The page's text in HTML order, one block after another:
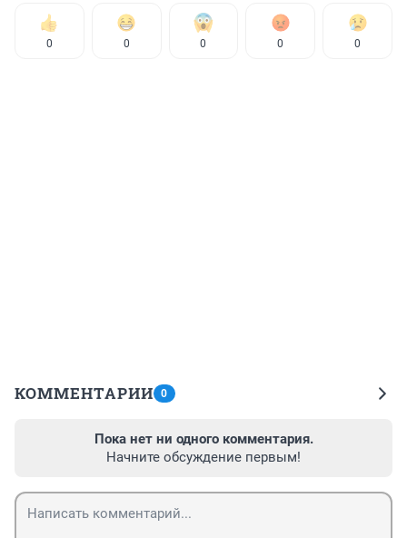
0 0 0 0 0
КОММЕНТАРИИ 0
Пока нет ни одного комментария.
Начните обсуждение первым!